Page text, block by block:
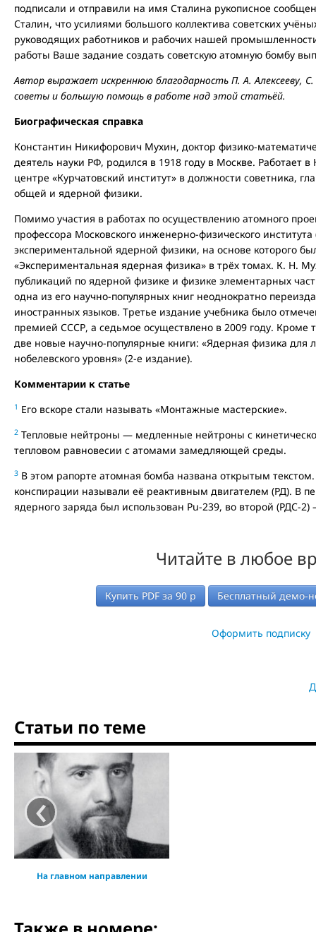
подписали и отправили на имя Сталина рукописное
Сталин, что усилиями большого коллектива советских
руководящих работников и рабочих нашей
работы Ваше задание создать советскую атомную бомбу
Автор выражает искреннюю благодарность П. А. Алексееву,
советы и большую помощь в работе над этой статьёй.
Биографическая справка
Константин Никифорович Мухин, доктор физико-
деятель науки РФ, родился в 1918 году в Москве. Работает
центре «Курчатовский институт» в должности советника,
общей и ядерной физики.
Помимо участия в работах по осуществлению атомного
профессора Московского инженерно-физического
экспериментальной ядерной физики, на основе которого
«Экспериментальная ядерная физика» в трёх томах. К. Н.
публикаций по ядерной физике и физике элементарных
одна из его научно-популярных книг неоднократно
иностранных языков. Третье издание учебника было
премией СССР, а седьмое осуществлено в 2009 году. Кроме
две новые научно-популярные книги: «Ядерная физика для
нобелевского уровня» (2-е издание).
Комментарии к статье
1 Его вскоре стали называть «Монтажные мастерские».
2 Тепловые нейтроны — медленные нейтроны с
тепловом равновесии с атомами замедляющей среды.
3 В этом рапорте атомная бомба названа открытым
конспирации называли её реактивным двигателем (РД). В
ядерного заряда был использован Pu-239, во второй (РДС-2)
Читайте в любое
Купить PDF за90 р Бесплатный демо-
Оформить подписку
Статьи по теме
На главном направлении
‹